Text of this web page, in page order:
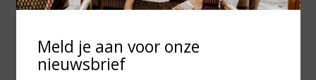
Meld je aan voor onze
nieuwsbrief